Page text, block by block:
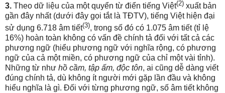
3. Theo dữ liệu của một quyển từ điển tiếng Việt(2) xuất bản
gần đây nhất (dưới đây gọi tắt là TĐTV), tiếng Việt hiện đại
sử dụng 6.718 âm tiết(3), trong số đó có 1.075 âm tiết (tỉ lệ
16%) hoàn toàn không có vấn đề chính tả đối với tất cả các
phương ngữ (hiểu phương ngữ với nghĩa rộng, có phương
ngữ của cả một miền, có phương ngữ của chỉ một vài tỉnh).
Những từ như hồ cầm, tập ấm, độc tôn, ai cũng dễ dàng viết
đúng chính tả, dù không ít người mới gặp lần đầu và không
hiểu nghĩa là gì. Đối với từng phương ngữ, số âm tiết không